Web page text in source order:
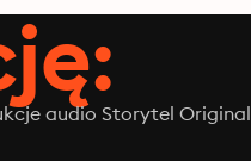
audio Storytel Original